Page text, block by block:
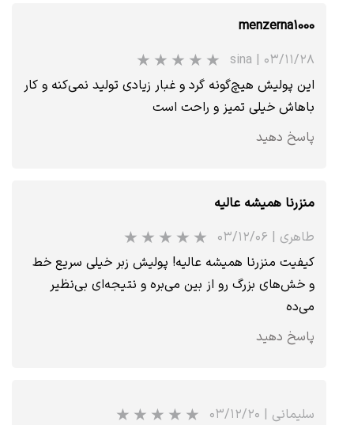
★★★
menzerna1000
sina | ۰۳/۱۱/۲۸
این پولیش هیچ‌گونه گرد و غبار زیادی تولید نمی‌کنه و کار
باهاش خیلی تمیز و راحت است
پاسخ دهید
منزرنا همیشه عالیه
طاهری | ۰۳/۱۲/۰۶
کیفیت منزرنا همیشه عالیه! پولیش زبر خیلی سریع خط
و خش‌های بزرگ رو از بین می‌بره و نتیجه‌ای بی‌نظیر
می‌ده
پاسخ دهید
سلیمانی | ۰۳/۱۲/۲۰